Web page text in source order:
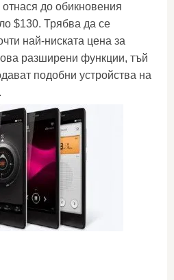
до обикновения
$130. Трябва да се
най-ниската цена за
разширени функции, тъй
подобни устройства на